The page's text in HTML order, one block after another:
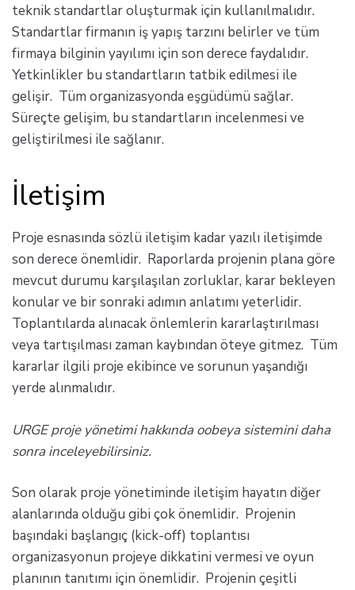
teknik standartlar oluşturmak için kullanılmalıdır.
Standartlar firmanın iş yapış tarzını belirler ve tüm
firmaya bilginin yayılımı için son derece faydalıdır.
Yetkinlikler bu standartların tatbik edilmesi ile
gelişir. Tüm organizasyonda eşgüdümü sağlar.
Süreçte gelişim, bu standartların incelenmesi ve
geliştirilmesi ile sağlanır.
İletişim
Proje esnasında sözlü iletişim kadar yazılı iletişimde
son derece önemlidir. Raporlarda projenin plana göre
mevcut durumu karşılaşılan zorluklar, karar bekleyen
konular ve bir sonraki adımın anlatımı yeterlidir.
Toplantılarda alınacak önlemlerin kararlaştırılması
veya tartışılması zaman kaybından öteye gitmez. Tüm
kararlar ilgili proje ekibince ve sorunun yaşandığı
yerde alınmalıdır.
URGE proje yönetimi hakkında oobeya sistemini daha
sonra inceleyebilirsiniz.
Son olarak proje yönetiminde iletişim hayatın diğer
alanlarında olduğu gibi çok önemlidir. Projenin
başındaki başlangıç (kick-off) toplantısı
organizasyonun projeye dikkatini vermesi ve oyun
planının tanıtımı için önemlidir. Projenin çeşitli